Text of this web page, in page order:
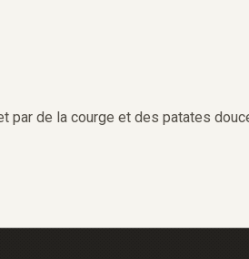
par de la courge et des patates